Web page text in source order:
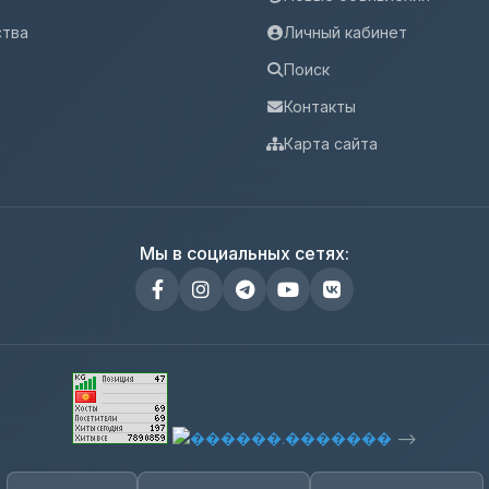
Личный кабинет
Поиск
Контакты
Карта сайта
Мы в социальных сетях:
-->